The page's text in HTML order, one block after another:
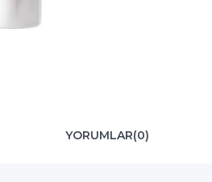
YORUMLAR(0)